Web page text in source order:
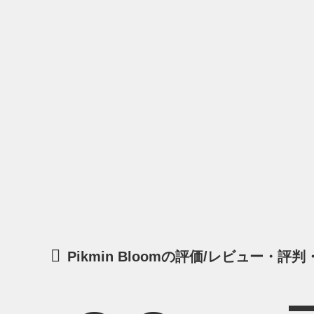
Pikmin Bloomの評価/レビュー・評判